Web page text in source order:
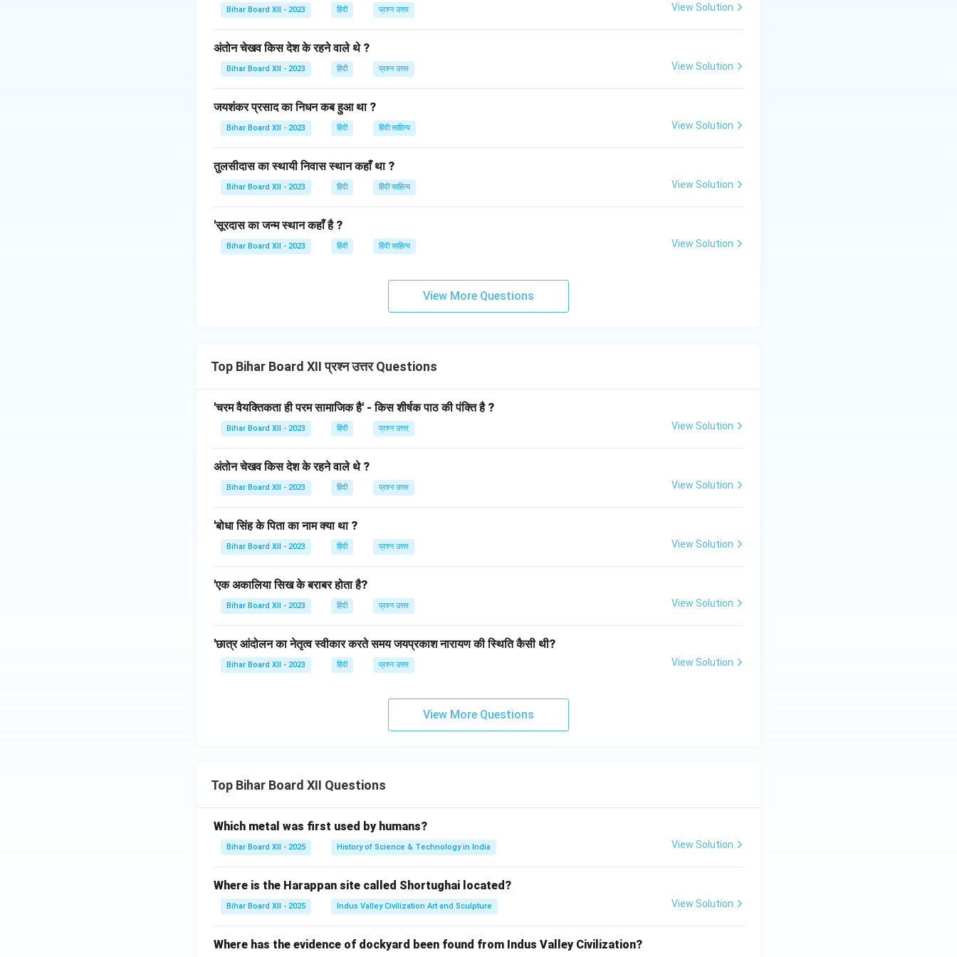
पूंजीवादी व्यवस्था के विरोध में विकसित हुई और समाज के सामूहिक हितों को प्राथमिकता देती है।
Download Solution in PDF
Bihar Board XII - 2023 हिंदी प्रश्न उत्तर View Solution
अंतोन चेखव किस देश के रहने वाले थे ?
Bihar Board XII - 2023 हिंदी प्रश्न उत्तर View Solution
जयशंकर प्रसाद का निधन कब हुआ था ?
Bihar Board XII - 2023 हिंदी हिंदी साहित्य View Solution
तुलसीदास का स्थायी निवास स्थान कहाँ था ?
Bihar Board XII - 2023 हिंदी हिंदी साहित्य View Solution
'सूरदास का जन्म स्थान कहाँ है ?
Bihar Board XII - 2023 हिंदी हिंदी साहित्य View Solution
View More Questions
Top Bihar Board XII प्रश्न उत्तर Questions
'चरम वैयक्तिकता ही परम सामाजिक है' - किस शीर्षक पाठ की पंक्ति है ?
Bihar Board XII - 2023 हिंदी प्रश्न उत्तर View Solution
अंतोन चेखव किस देश के रहने वाले थे ?
Bihar Board XII - 2023 हिंदी प्रश्न उत्तर View Solution
'बोधा सिंह के पिता का नाम क्या था ?
Bihar Board XII - 2023 हिंदी प्रश्न उत्तर View Solution
'एक अकालिया सिख के बराबर होता है?
Bihar Board XII - 2023 हिंदी प्रश्न उत्तर View Solution
'छात्र आंदोलन का नेतृत्व स्वीकार करते समय जयप्रकाश नारायण की स्थिति कैसी थी?
Bihar Board XII - 2023 हिंदी प्रश्न उत्तर View Solution
View More Questions
Top Bihar Board XII Questions
Which metal was first used by humans?
Bihar Board XII - 2025 History of Science & Technology in India View Solution
Where is the Harappan site called Shortughai located?
Bihar Board XII - 2025 Indus Valley Civilization Art and Sculpture View Solution
Where has the evidence of dockyard been found from Indus Valley Civilization?